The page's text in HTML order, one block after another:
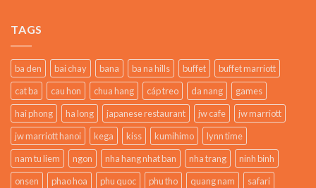
TAGS
ba den bai chay bana ba na hills buffet
buffet marriott
cat ba
cau hon chua hang cáp treo da nang
games
hai phong
ha long japanese restaurant jw cafe
jw marriott
jw marriott hanoi
kega kiss kumihimo
lynn time
nam tu liem
ngon nha hang nhat ban nha trang
ninh binh
onsen
phao hoa phu quoc phu tho quang nam
safari